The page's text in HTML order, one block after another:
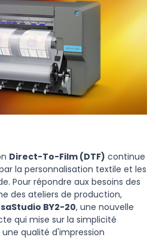
Direct-To-Film (DTF) continue
la personnalisation textile et les
Pour répondre aux besoins des
des ateliers de production,
BY2-20, une nouvelle
qui mise sur la simplicité
qualité d'impression